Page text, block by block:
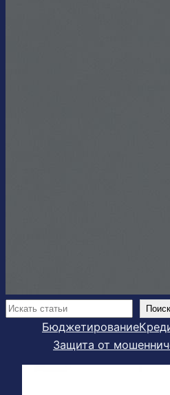
Поиск Поиск
Бюджетирование
Защита от